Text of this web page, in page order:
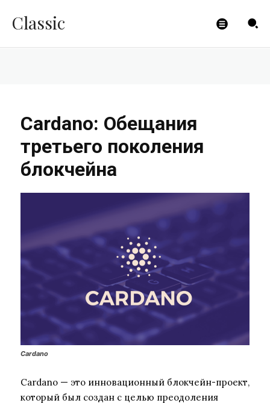
ClassicCLICKPAYMENTS
Cardano: Обещания
третьего поколения
блокчейна
Cardano
Cardano — это инновационный блокчейн-проект,
который был создан с целью преодоления